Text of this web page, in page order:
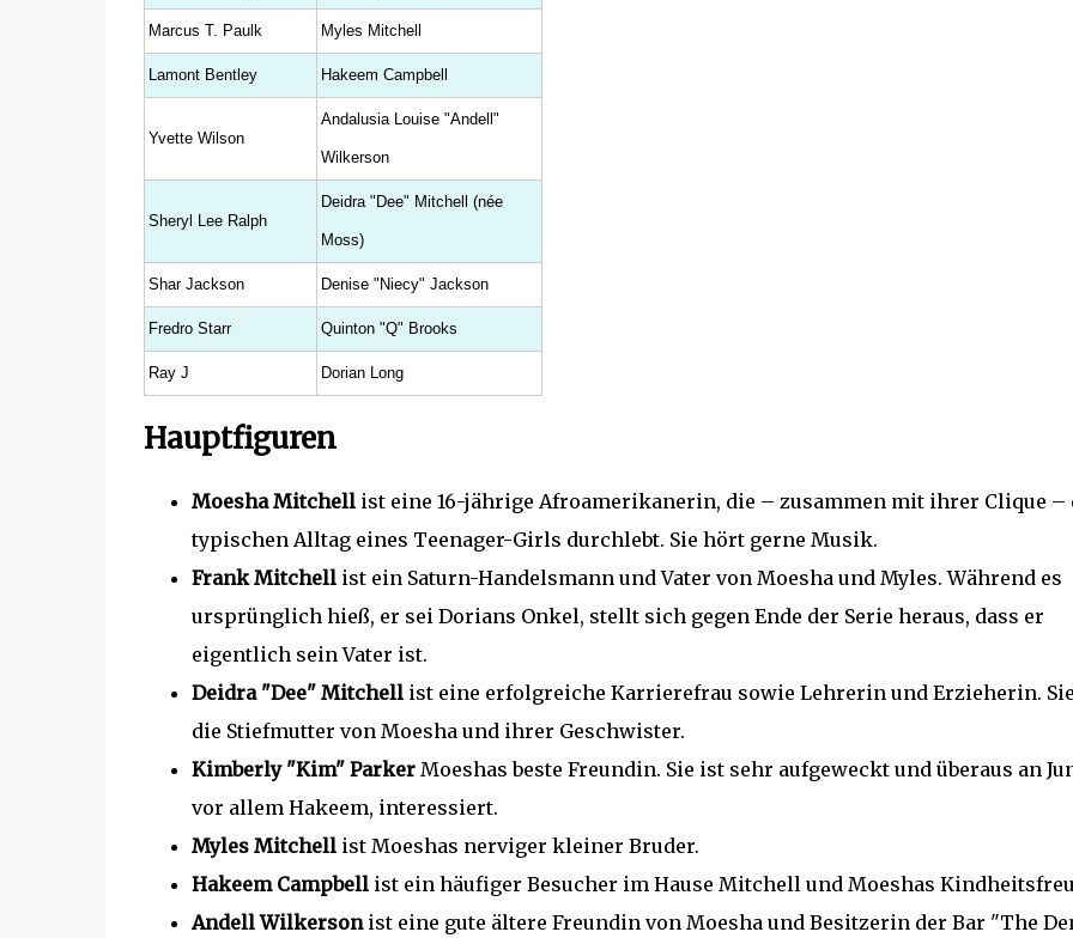
Marcus T. Paulk Myles Mitchell
Lamont Bentley Hakeem Campbell
Yvette Wilson
Andalusia Louise "Andell"
Wilkerson
Sheryl Lee Ralph
Deidra "Dee" Mitchell (née
Moss)
Shar Jackson Denise "Niecy" Jackson
Fredro Starr Quinton "Q" Brooks
Ray J Dorian Long
Hauptfiguren
Moesha Mitchellist eine 16-jährige Afroamerikanerin, die – zusammen mit ihrer Clique –
typischen Alltag eines Teenager-Girls durchlebt. Sie hört gerne Musik.
Frank Mitchellist ein Saturn-Handelsmann und Vater von Moesha und Myles. Während es
ursprünglich hieß, er sei Dorians Onkel, stellt sich gegen Ende der Serie heraus, dass er
eigentlich sein Vater ist.
Deidra "Dee" Mitchellist eine erfolgreiche Karrierefrau sowie Lehrerin und Erzieherin.
die Stiefmutter von Moesha und ihrer Geschwister.
Kimberly "Kim" ParkerMoeshas beste Freundin. Sie ist sehr aufgeweckt und überaus an
vor allem Hakeem, interessiert.
Myles Mitchellist Moeshas nerviger kleiner Bruder.
Hakeem Campbellist ein häufiger Besucher im Hause Mitchell und Moeshas
Andell Wilkersonist eine gute ältere Freundin von Moesha und Besitzerin der Bar "The